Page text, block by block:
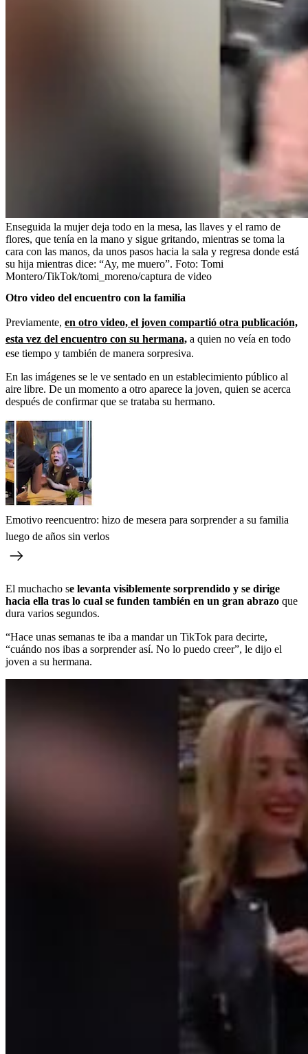
Enseguida la mujer deja todo en la mesa, las llaves y el ramo de
flores, que tenía en la mano y sigue gritando, mientras se toma la
cara con las manos, da unos pasos hacia la sala y regresa donde está
su hija mientras dice: “Ay, me muero”. Foto: Tomi
Montero/TikTok/tomi_moreno/captura de video
Otro video del encuentro con la familia
Previamente, en otro video, el joven compartió otra publicación,
esta vez del encuentro con su hermana, a quien no veía en todo
ese tiempo y también de manera sorpresiva.
En las imágenes se le ve sentado en un establecimiento público al
aire libre. De un momento a otro aparece la joven, quien se acerca
después de confirmar que se trataba su hermano.
Emotivo reencuentro: hizo de mesera para sorprender a su familia
luego de años sin verlos
El muchacho se levanta visiblemente sorprendido y se dirige
hacia ella tras lo cual se funden también en un gran abrazo que
dura varios segundos.
“Hace unas semanas te iba a mandar un TikTok para decirte,
“cuándo nos ibas a sorprender así. No lo puedo creer”, le dijo el
joven a su hermana.